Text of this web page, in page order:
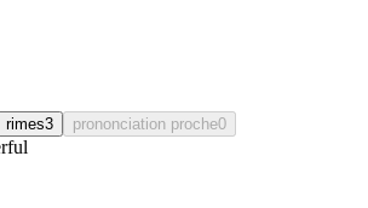
rimes3 prononciation proche0